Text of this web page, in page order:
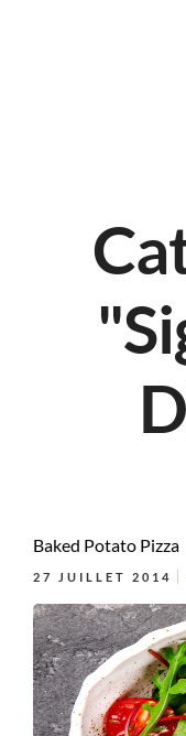
Baked Potato Pizza
27 JUILLET 2014